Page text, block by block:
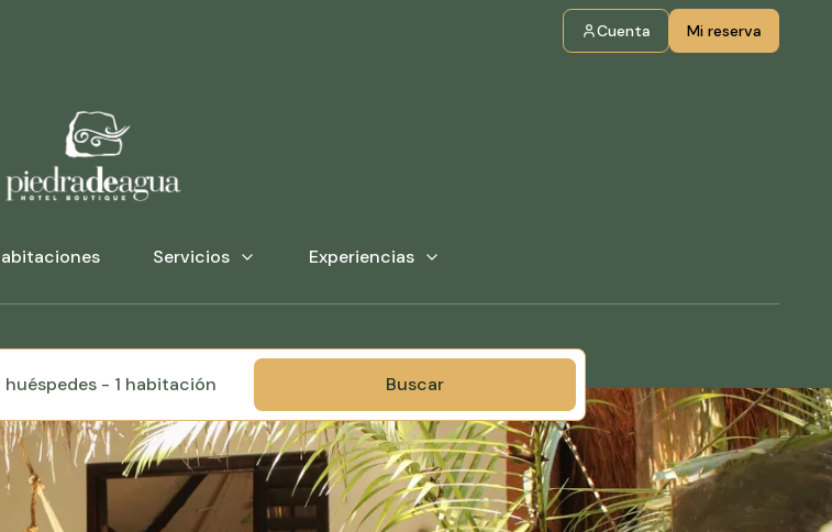
Cuenta Mi reserva
Servicios Experiencias
huéspedes - 1 habitación Buscar